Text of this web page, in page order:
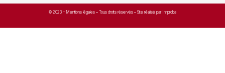
© 2023 – Mentions légales – Tous droits réservés – Site réalisé par Improba